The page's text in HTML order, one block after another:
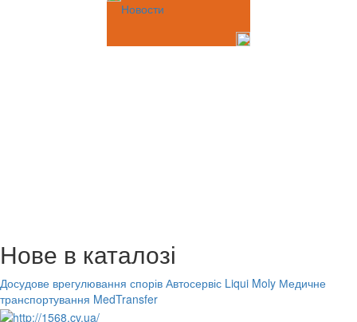
Новости
Нове в каталозі
Досудове врегулювання спорів Автосервіс Liqui Moly Медичне
транспортування MedTransfer